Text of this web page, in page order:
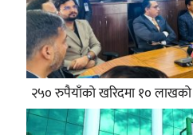
२५० रुपैयाँको खरिदमा १० लाखको